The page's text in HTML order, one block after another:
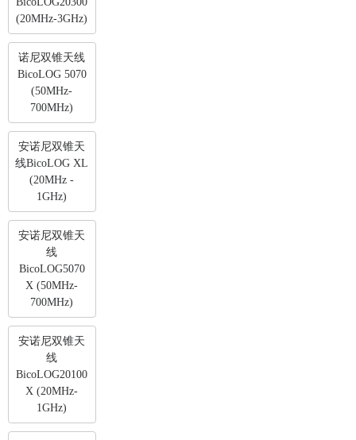
(20MHz-3GHz)
诺尼双锥天线
BicoLOG 5070
(50MHz-
700MHz)
安诺尼双锥天
线BicoLOG XL
(20MHz -
1GHz)
安诺尼双锥天
线
BicoLOG5070
X (50MHz-
700MHz)
安诺尼双锥天
线
BicoLOG20100
X (20MHz-
1GHz)